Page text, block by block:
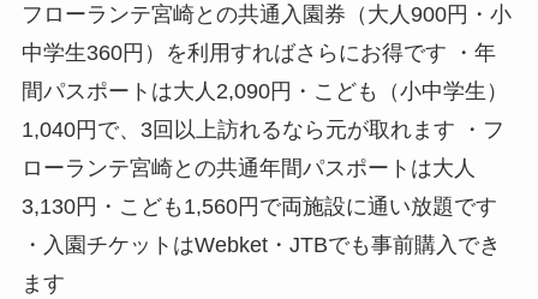
フローランテ宮崎との共通入園券（大人900円・小
中学生360円）を利用すればさらにお得です ・年
間パスポートは大人2,090円・こども（小中学生）
1,040円で、3回以上訪れるなら元が取れます ・フ
ローランテ宮崎との共通年間パスポートは大人
3,130円・こども1,560円で両施設に通い放題です
・入園チケットはWebket・JTBでも事前購入でき
ます